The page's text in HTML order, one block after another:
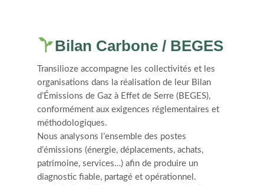
Bilan Carbone / BEGES
Transilioze accompagne les collectivités et les
organisations dans la réalisation de leur Bilan
d’Émissions de Gaz à Effet de Serre (BEGES),
conformément aux exigences réglementaires et
méthodologiques.
Nous analysons l’ensemble des postes
d’émissions (énergie, déplacements, achats,
patrimoine, services…) afin de produire un
diagnostic fiable, partagé et opérationnel.